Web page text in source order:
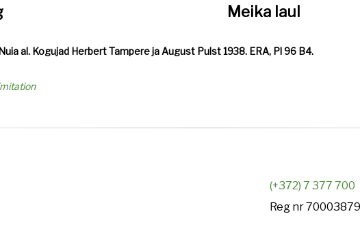
Meika laul
al. Kogujad Herbert Tampere ja August Pulst 1938. ERA, Pl 96 B4.
(+372) 7 377 700
Reg nr 70003879